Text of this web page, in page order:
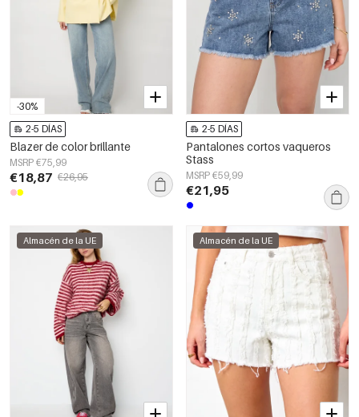
-30%
2-5 DÍAS
Blazer de color brillante
MSRP €75,99
€18,87 €26,95
2-5 DÍAS
Pantalones cortos vaqueros
Stass
MSRP €59,99
€21,95
Almacén de la UE Almacén de la UE